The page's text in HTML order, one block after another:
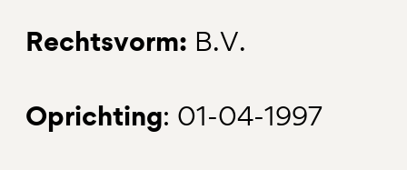
Rechtsvorm: B.V.
Oprichting: 01-04-1997